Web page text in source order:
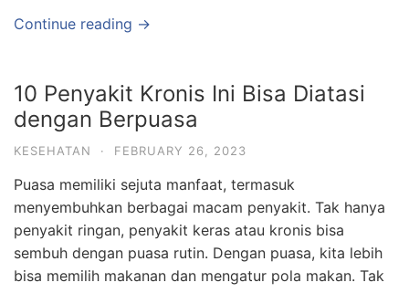
Continue reading →
10 Penyakit Kronis Ini Bisa Diatasi
dengan Berpuasa
KESEHATAN · FEBRUARY 26, 2023
Puasa memiliki sejuta manfaat, termasuk
menyembuhkan berbagai macam penyakit. Tak hanya
penyakit ringan, penyakit keras atau kronis bisa
sembuh dengan puasa rutin. Dengan puasa, kita lebih
bisa memilih makanan dan mengatur pola makan. Tak